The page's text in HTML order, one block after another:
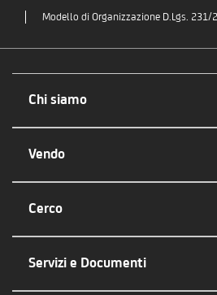
Modello di Organizzazione D.Lgs. 231/
Chi siamo
Vendo
Cerco
Servizi e Documenti